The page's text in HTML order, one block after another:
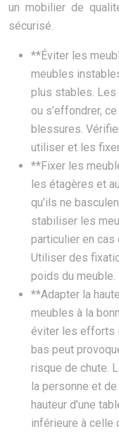
un mobilier de
sécurisé.
**Éviter les
meubles
plus stables.
ou s’effondrer,
blessures.
utiliser et les
**Fixer les
les étagères et
qu’ils ne
stabiliser les
particulier en cas
Utiliser des
poids du meuble.
**Adapter la
meubles à la
éviter les efforts
bas peut
risque de chute.
la personne et
hauteur d’une
inférieure à celle